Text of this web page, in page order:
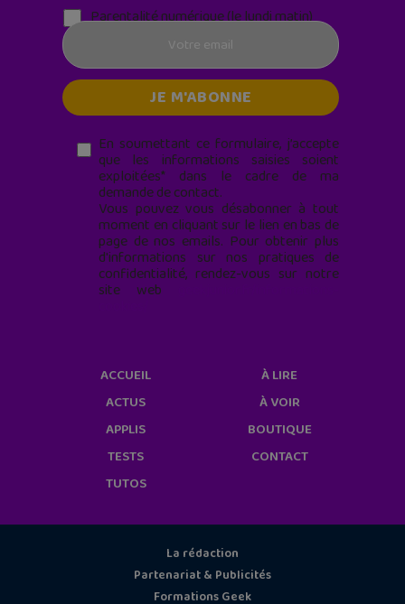
Parentalité numérique (le lundi matin)
En soumettant ce formulaire, j’accepte
que les informations saisies soient
exploitées* dans le cadre de ma
demande de contact.
Vous pouvez vous désabonner à tout
moment en cliquant sur le lien en bas de
page de nos emails. Pour obtenir plus
d'informations sur nos pratiques de
confidentialité, rendez-vous sur notre
site web
ACCUEIL
ACTUS
APPLIS
TESTS
TUTOS
À LIRE
À VOIR
BOUTIQUE
CONTACT
La rédaction
Partenariat & Publicités
Formations Geek